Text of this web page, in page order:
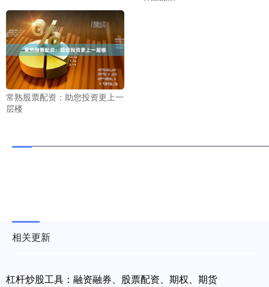
常熟股票配资：助您投资更上一
层楼
相关更新
杠杆炒股工具：融资融券、股票配资、期权、期货